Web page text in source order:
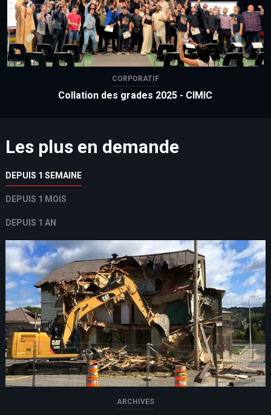
CORPORATIF
Collation des grades 2025 - CIMIC
Les plus en demande
DEPUIS 1 SEMAINE
DEPUIS 1 MOIS
DEPUIS 1 AN
ARCHIVES